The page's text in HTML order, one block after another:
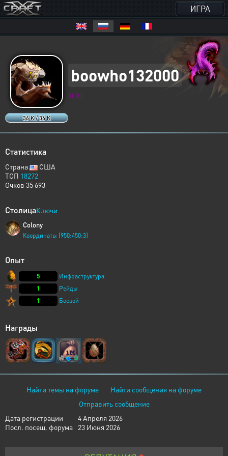
ИГРА
36 K / 36 K
boowho132000
XERJ
Статистика
Страна
США
ТОП 18272
Очков 35 693
СтолицаКлючи
Colony
Координаты [950:450:3]
Опыт
5
Инфраструктура
1
Рейды
1
Боевой
Награды
Найти темы на форуме
Найти сообщения на форуме
Отправить сообщение
Дата регистрации
4 Апреля 2026
Посл. посещ. форума
23 Июня 2026